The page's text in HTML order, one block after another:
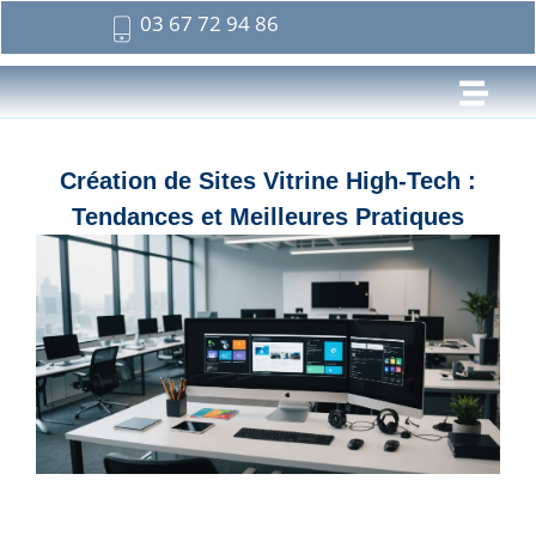
03 67 72 94 86
Création de Sites Vitrine High-Tech :
Tendances et Meilleures Pratiques